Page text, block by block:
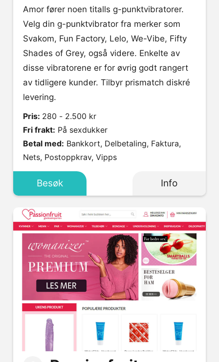
Amor fører noen titalls g-punktvibratorer.
Velg din g-punktvibrator fra merker som
Svakom, Fun Factory, Lelo, We-Vibe, Fifty
Shades of Grey, også videre. Enkelte av
disse vibratorene er for øvrig godt rangert
av tidligere kunder. Tilbyr prismatch diskré
levering.
Pris: 280 - 2.500 kr
Fri frakt: På sexdukker
Betal med:
Nets, Postoppkrav, Vipps
Besøk Info